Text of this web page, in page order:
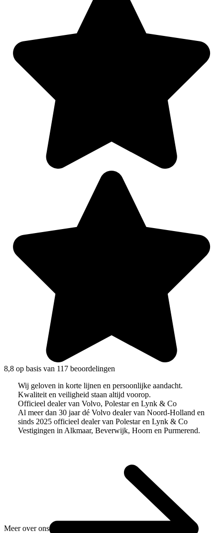
8,8 op basis van 117 beoordelingen
Wij geloven in korte lijnen en persoonlijke aandacht.
Kwaliteit en veiligheid staan altijd voorop.
Officieel dealer van Volvo, Polestar en Lynk & Co
Al meer dan 30 jaar dé Volvo dealer van Noord-Holland en
sinds 2025 officieel dealer van Polestar en Lynk & Co
Vestigingen in Alkmaar, Beverwijk, Hoorn en Purmerend.
Meer over ons